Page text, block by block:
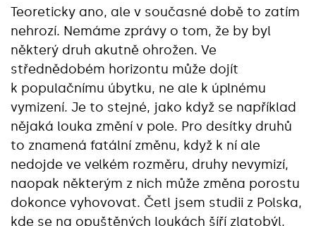
Teoreticky ano, ale v současné době to zatím
nehrozí. Nemáme zprávy o tom, že by byl
některý druh akutně ohrožen. Ve
střednědobém horizontu může dojít
k populačnímu úbytku, ne ale k úplnému
vymizení. Je to stejné, jako když se například
nějaká louka změní v pole. Pro desítky druhů
to znamená fatální změnu, když k ní ale
nedojde ve velkém rozměru, druhy nevymizí,
naopak některým z nich může změna porostu
dokonce vyhovovat. Četl jsem studii z Polska,
kde se na opuštěných loukách šíří zlatobýl,